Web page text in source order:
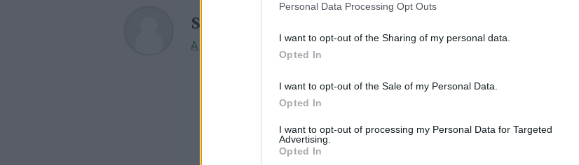
Personal Data Processing Opt Outs
I want to opt-out of the Sharing of my personal data.
Opted In
I want to opt-out of the Sale of my Personal Data.
Opted In
I want to opt-out of processing my Personal Data for Targeted
Advertising.
Opted In
Szemle
A szerző további cikkei